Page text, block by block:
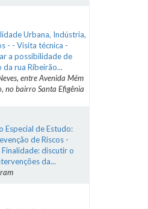
Urbana, Indústria,
- - Visita técnica -
a possibilidade de
rua Ribeirão...
entre Avenida Mém
no bairro Santa Efigênia
Especial de Estudo:
de Riscos -
discutir o
da...